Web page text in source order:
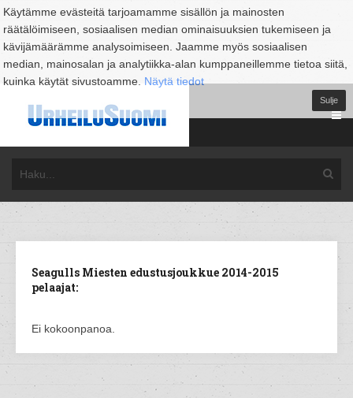
Käytämme evästeitä tarjoamamme sisällön ja mainosten
räätälöimiseen, sosiaalisen median ominaisuuksien tukemiseen ja
kävijämäärämme analysoimiseen. Jaamme myös sosiaalisen
median, mainosalan ja analytiikka-alan kumppaneillemme tietoa siitä,
kuinka käytät sivustoamme. Näytä tiedot
Sulje
Seagulls Miesten edustusjoukkue 2014-2015
pelaajat:
Ei kokoonpanoa.